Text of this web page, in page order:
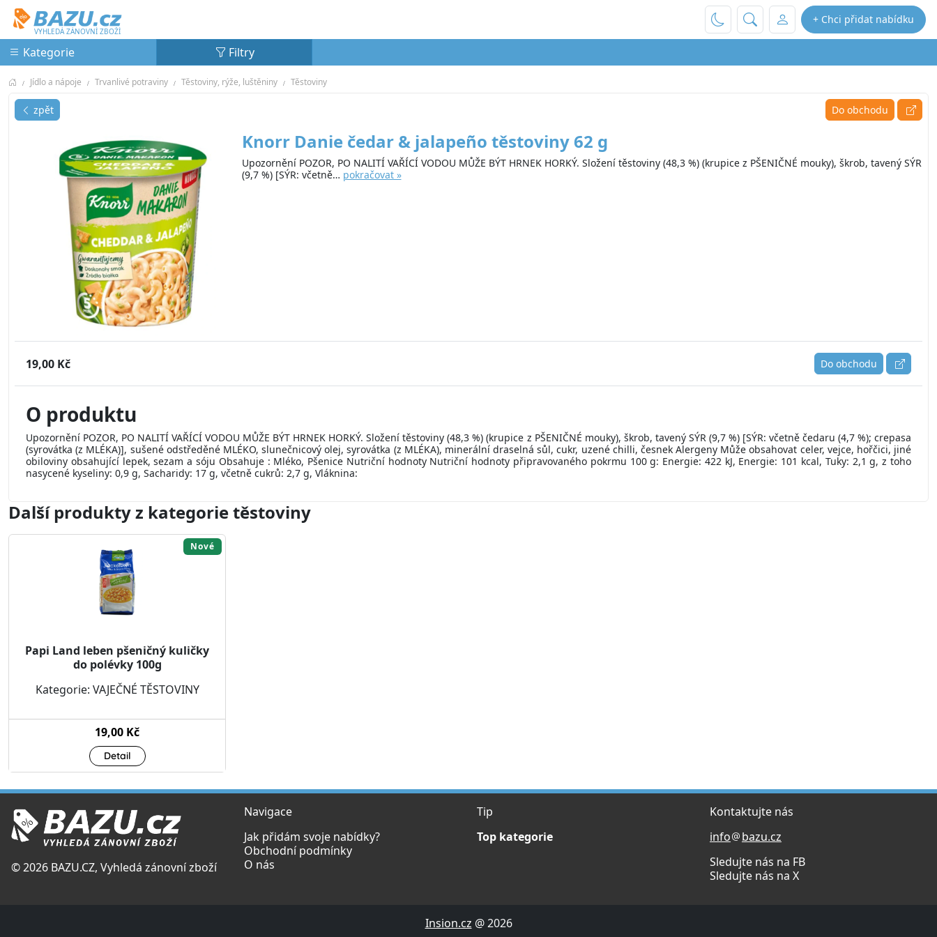
Bazu.cz
VYHLEDÁ ZÁNOVNÍ ZBOŽÍ
+ Chci přidat nabídku
Kategorie Filtry
Jídlo a nápoje Trvanlivé potraviny Těstoviny, rýže, luštěniny Těstoviny
zpět Do obchodu
Knorr Danie čedar & jalapeño těstoviny 62 g
Upozornění POZOR, PO NALITÍ VAŘÍCÍ VODOU MŮŽE BÝT HRNEK HORKÝ. Složení těstoviny (48,3 %) (krupice z PŠENIČNÉ mouky), škrob, tavený SÝR
(9,7 %) [SÝR: včetně… pokračovat »
19,00 Kč Do obchodu
O produktu
Upozornění POZOR, PO NALITÍ VAŘÍCÍ VODOU MŮŽE BÝT HRNEK HORKÝ. Složení těstoviny (48,3 %) (krupice z PŠENIČNÉ mouky), škrob, tavený SÝR (9,7 %) [SÝR: včetně čedaru (4,7 %); crepasa
(syrovátka (z MLÉKA)], sušené odstředěné MLÉKO, slunečnicový olej, syrovátka (z MLÉKA), minerální draselná sůl, cukr, uzené chilli, česnek Alergeny Může obsahovat celer, vejce, hořčici, jiné
obiloviny obsahující lepek, sezam a sóju Obsahuje : Mléko, Pšenice Nutriční hodnoty Nutriční hodnoty připravovaného pokrmu 100 g: Energie: 422 kJ, Energie: 101 kcal, Tuky: 2,1 g, z toho
nasycené kyseliny: 0,9 g, Sacharidy: 17 g, včetně cukrů: 2,7 g, Vláknina:
Další produkty z kategorie těstoviny
Papi Land leben pšeničný kuličky
do polévky 100g
Kategorie: VAJEČNÉ TĚSTOVINY
19,00 Kč
Detail
Nové
© 2026 BAZU.CZ, Vyhledá zánovní zboží
Navigace
Jak přidám svoje nabídky?
Obchodní podmínky
O nás
Tip
Top kategorie
Kontaktujte nás
info
bazu.cz
Sledujte nás na FB
Sledujte nás na X
Insion.cz @ 2026